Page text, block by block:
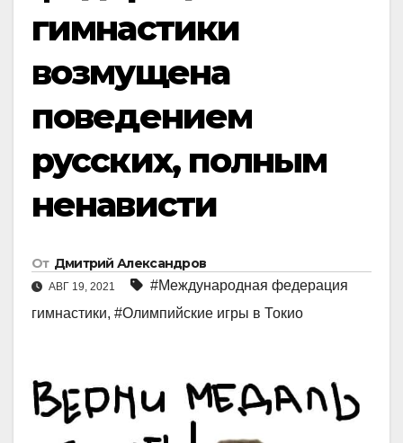
гимнастики
возмущена
поведением
русских, полным
ненависти
От Дмитрий Александров
АВГ 19, 2021
#Международная федерация
гимнастики, #Олимпийские игры в Токио